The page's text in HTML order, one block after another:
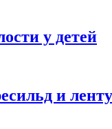
у детей
и